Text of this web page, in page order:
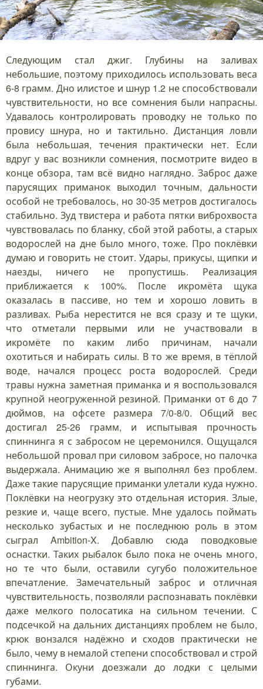
Следующим стал джиг. Глубины на заливах
небольшие, поэтому приходилось использовать веса
6-8 грамм. Дно илистое и шнур 1.2 не способствовали
чувствительности, но все сомнения были напрасны.
Удавалось контролировать проводку не только по
провису шнура, но и тактильно. Дистанция ловли
была небольшая, течения практически нет. Если
вдруг у вас возникли сомнения, посмотрите видео в
конце обзора, там всё видно наглядно. Заброс даже
парусящих приманок выходил точным, дальности
особой не требовалось, но 30-35 метров достигалось
стабильно. Зуд твистера и работа пятки виброхвоста
чувствовалась по бланку, сбой этой работы, а старых
водорослей на дне было много, тоже. Про поклёвки
думаю и говорить не стоит. Удары, прикусы, щипки и
наезды, ничего не пропустишь. Реализация
приближается к 100%. После икромёта щука
оказалась в пассиве, но тем и хорошо ловить в
разливах. Рыба нерестится не вся сразу и те щуки,
что отметали первыми или не участвовали в
икромёте по каким либо причинам, начали
охотиться и набирать силы. В то же время, в тёплой
воде, начался процесс роста водорослей. Среди
травы нужна заметная приманка и я воспользовался
крупной неогруженной резиной. Приманки от 6 до 7
дюймов, на офсете размера 7/0-8/0. Общий вес
достигал 25-26 грамм, и испытывая прочность
спиннинга я с забросом не церемонился. Ощущался
небольшой провал при силовом забросе, но палочка
выдержала. Анимацию же я выполнял без проблем.
Даже такие парусящие приманки улетали куда нужно.
Поклёвки на неогрузку это отдельная история. Злые,
резкие и, чаще всего, пустые. Мне удалось поймать
несколько зубастых и не последнюю роль в этом
сыграл Ambition-X. Добавлю сюда поводковые
оснастки. Таких рыбалок было пока не очень много,
но те что были, оставили сугубо положительное
впечатление. Замечательный заброс и отличная
чувствительность, позволяли распознавать поклёвки
даже мелкого полосатика на сильном течении. С
подсечкой на дальних дистанциях проблем не было,
крюк вонзался надёжно и сходов практически не
было, чему в немалой степени способствовал и строй
спиннинга. Окуни доезжали до лодки с целыми
губами.